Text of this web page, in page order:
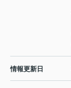
情報更新日